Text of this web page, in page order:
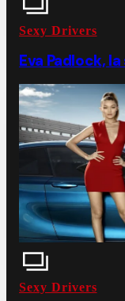
Sexy Drivers
Eva Padlock,
Sexy Drivers